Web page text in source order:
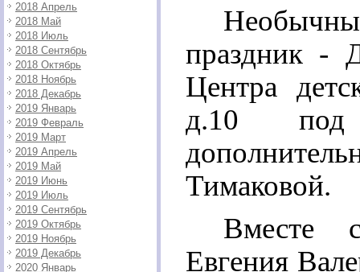
2018 Апрель
2018 Май
2018 Июль
2018 Сентябрь
2018 Октябрь
2018 Ноябрь
2018 Декабрь
2019 Январь
2019 Февраль
2019 Март
2019 Апрель
2019 Май
2019 Июнь
2019 Июль
2019 Сентябрь
2019 Октябрь
2019 Ноябрь
2019 Декабрь
2020 Январь
праздник -
Центра
д.10 под
Тимаковой.
Вместе
Евгения